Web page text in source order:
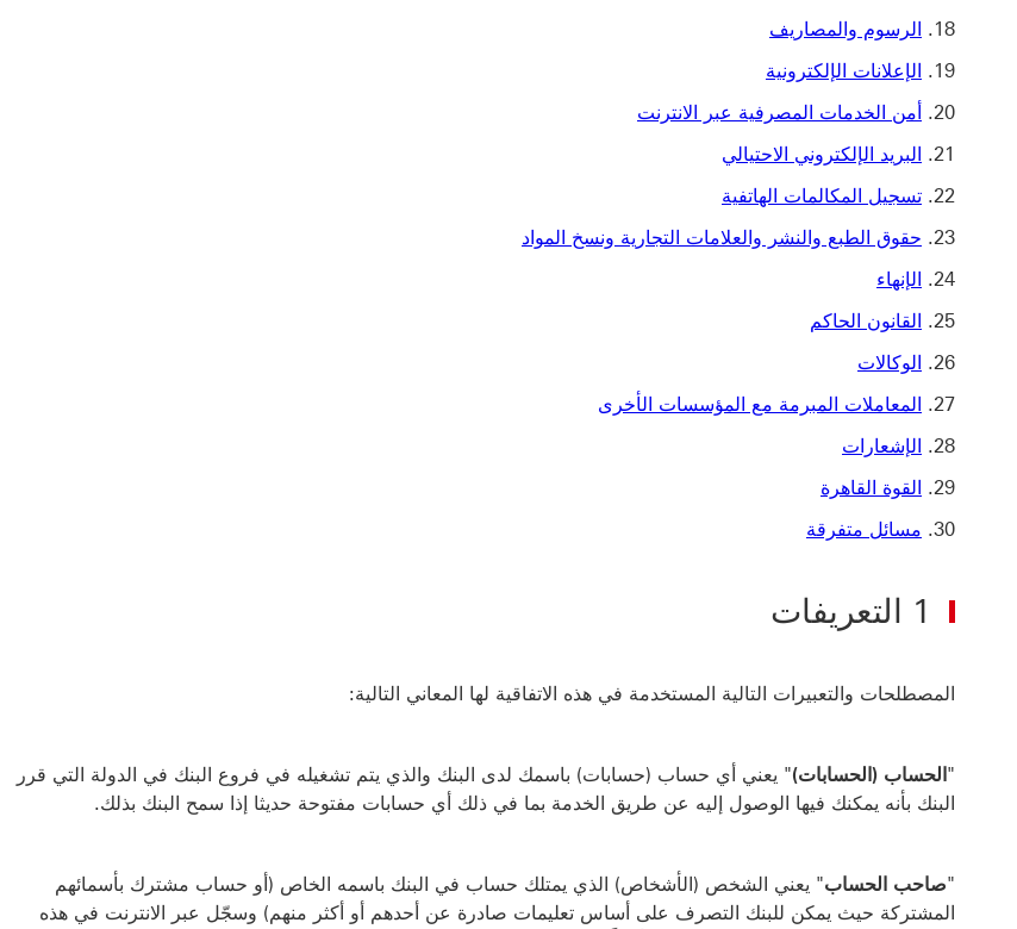
الرسوم والمصاريف
الإعلانات الإلكترونية
أمن الخدمات المصرفية عبر الانترنت
البريد الإلكتروني الاحتيالي
تسجيل المكالمات الهاتفية
حقوق الطبع والنشر والعلامات التجارية ونسخ المواد
الإنهاء
القانون الحاكم
الوكالات
المعاملات المبرمة مع المؤسسات الأخرى
الإشعارات
القوة القاهرة
مسائل متفرقة
1 التعريفات
المصطلحات والتعبيرات التالية المستخدمة في هذه الاتفاقية لها المعاني التالية:
"الحساب (الحسابات)" يعني أي حساب (حسابات) باسمك لدى البنك والذي يتم تشغيله في فروع البنك في الدولة التي قرر
البنك بأنه يمكنك فيها الوصول إليه عن طريق الخدمة بما في ذلك أي حسابات مفتوحة حديثا إذا سمح البنك بذلك.
"صاحب الحساب" يعني الشخص (الأشخاص) الذي يمتلك حساب في البنك باسمه الخاص (أو حساب مشترك بأسمائهم
المشتركة حيث يمكن للبنك التصرف على أساس تعليمات صادرة عن أحدهم أو أكثر منهم) وسجّل عبر الانترنت في هذه